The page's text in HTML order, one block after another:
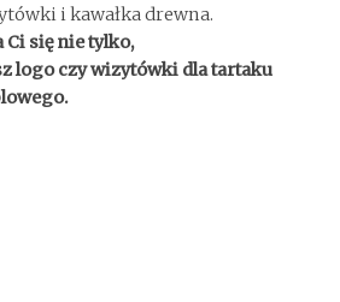
i kawałka drewna.
się nie tylko,
logo czy wizytówki dla tartaku